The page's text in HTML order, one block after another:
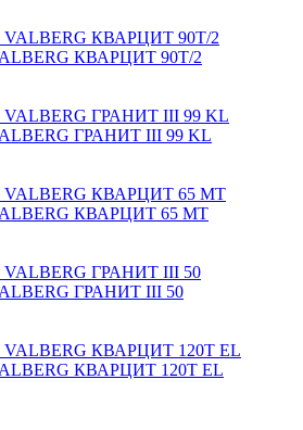
КВАРЦИТ 90Т/2
ГРАНИТ III 99 KL
КВАРЦИТ 65 МТ
ГРАНИТ III 50
КВАРЦИТ 120Т EL